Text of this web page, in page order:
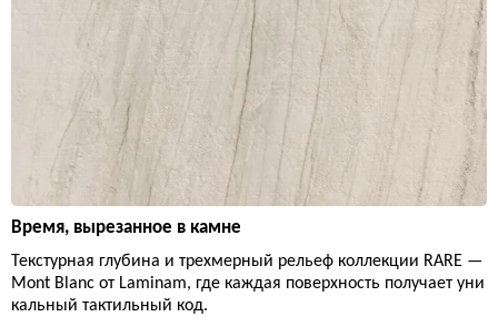
Время, вырезанное в камне
Текстурная глубина и трехмерный рельеф коллекции RARE —
Mont Blanc от Laminam, где каждая поверхность получает уни
кальный тактильный код.